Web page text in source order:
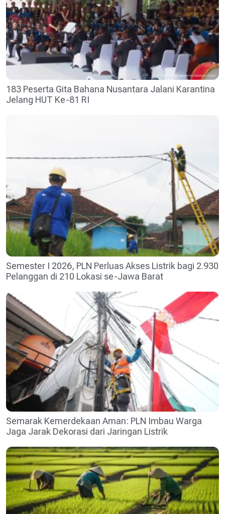
183 Peserta Gita Bahana Nusantara Jalani Karantina
Jelang HUT Ke-81 RI
Semester I 2026, PLN Perluas Akses Listrik bagi 2.930
Pelanggan di 210 Lokasi se-Jawa Barat
Semarak Kemerdekaan Aman: PLN Imbau Warga
Jaga Jarak Dekorasi dari Jaringan Listrik